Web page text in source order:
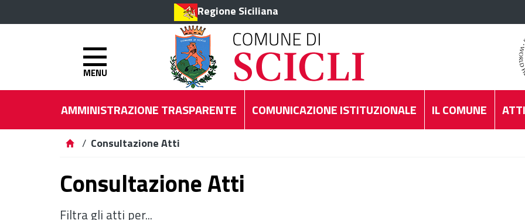
Regione Siciliana
MENU
AMMINISTRAZIONE TRASPARENTE COMUNICAZIONE ISTITUZIONALE IL COMUNE
/ Consultazione Atti
Consultazione Atti
Filtra gli atti per...